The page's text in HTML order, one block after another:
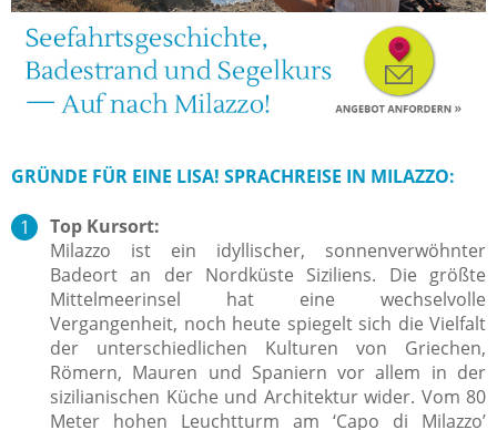
GRÜNDE FÜR EINE LISA! SPRACHREISE IN MILAZZO:
Top Kursort:
Milazzo ist ein idyllischer, sonnenverwöhnter
Badeort an der Nordküste Siziliens. Die größte
Mittelmeerinsel hat eine wechselvolle
Vergangenheit, noch heute spiegelt sich die Vielfalt
der unterschiedlichen Kulturen von Griechen,
Römern, Mauren und Spaniern vor allem in der
sizilianischen Küche und Architektur wider. Vom 80
Meter hohen Leuchtturm am ‘Capo di Milazzo’